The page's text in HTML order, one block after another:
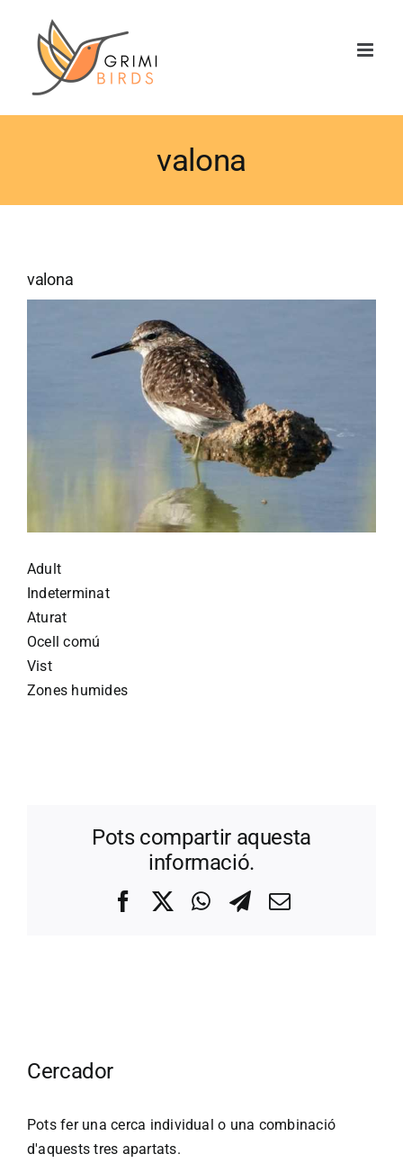
contenido
valona
valona
Adult
Indeterminat
Aturat
Ocell comú
Vist
Zones humides
Pots compartir aquesta
informació.
FacebookWhatsApp
Telegram
Correo
Cercador
Pots fer una cerca individual o una combinació
d'aquests tres apartats.